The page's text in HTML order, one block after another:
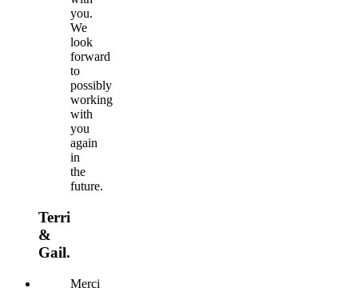
you.
We
look
forward
to
possibly
working
with
you
again
in
the
future.
Terri
&
Gail.
Merci